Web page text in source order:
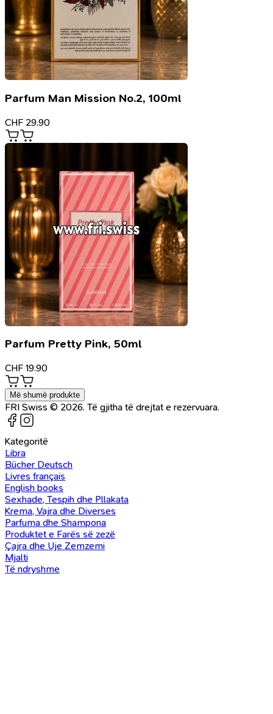
Parfum Man Mission No.2, 100ml
CHF 29.90
Parfum Pretty Pink, 50ml
CHF 19.90
Më shumë produkte
FRI Swiss © 2026. Të gjitha të drejtat e rezervuara.
Kategoritë
Libra
Bücher Deutsch
Livres français
English books
Sexhade, Tespih dhe Pllakata
Krema, Vajra dhe Diverses
Parfuma dhe Shampona
Produktet e Farës së zezë
Çajra dhe Uje Zemzemi
Mjalti
Të ndryshme